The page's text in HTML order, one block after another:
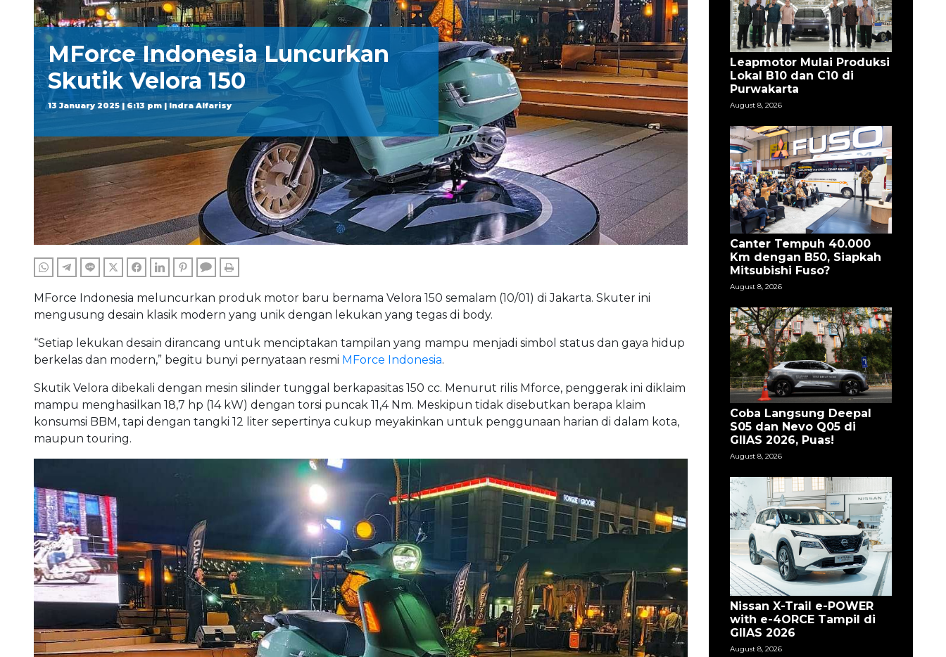
MForce Indonesia Luncurkan
Skutik Velora 150
13 January 2025 | 6:13 pm | Indra Alfarisy
WHATSAPPTELEGRAM
LINE TWITTERFACEBOOKLINKEDINPINTERESTCOMMENTS
MForce Indonesia meluncurkan produk motor baru bernama Velora 150 semalam (10/01) di Jakarta. Skuter ini
mengusung desain klasik modern yang unik dengan lekukan yang tegas di body.
“Setiap lekukan desain dirancang untuk menciptakan tampilan yang mampu menjadi simbol status dan gaya hidup
berkelas dan modern,” begitu bunyi pernyataan resmi MForce Indonesia.
Skutik Velora dibekali dengan mesin silinder tunggal berkapasitas 150 cc. Menurut rilis Mforce, penggerak ini diklaim
mampu menghasilkan 18,7 hp (14 kW) dengan torsi puncak 11,4 Nm. Meskipun tidak disebutkan berapa klaim
konsumsi BBM, tapi dengan tangki 12 liter sepertinya cukup meyakinkan untuk penggunaan harian di dalam kota,
maupun touring.
Leapmotor Mulai Produksi
Lokal B10 dan C10 di
Purwakarta
August 8, 2026
Canter Tempuh 40.000
Km dengan B50, Siapkah
Mitsubishi Fuso?
August 8, 2026
Coba Langsung Deepal
S05 dan Nevo Q05 di
GIIAS 2026, Puas!
August 8, 2026
Nissan X-Trail e-POWER
with e-4ORCE Tampil di
GIIAS 2026
August 8, 2026